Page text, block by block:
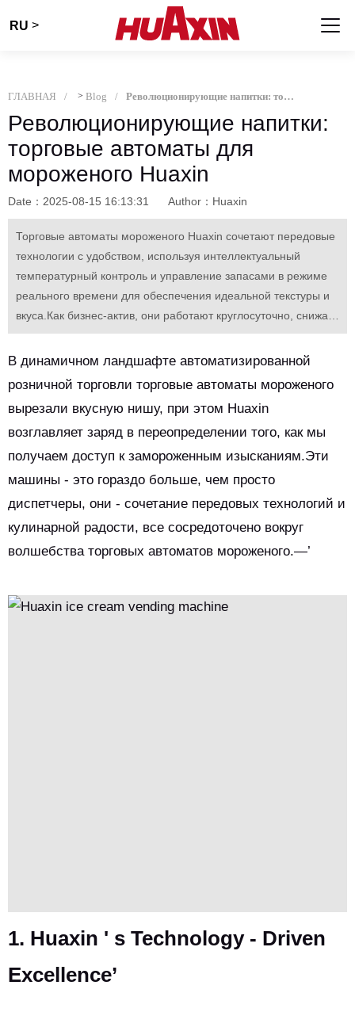
RU >
ГЛАВНАЯ > Blog Революционирующие напитки: торговые автоматы для мороженого Huaxin
Революционирующие напитки:
торговые автоматы для
мороженого Huaxin
Date：2025-08-15 16:13:31 Author：Huaxin
Торговые автоматы мороженого Huaxin сочетают передовые
технологии с удобством, используя интеллектуальный
температурный контроль и управление запасами в режиме
реального времени для обеспечения идеальной текстуры и
вкуса.Как бизнес-актив, они работают круглосуточно, снижая
затраты на рабочую силу, одновременно увеличивая
прибыль за счет оптимизации продаж на основе
моменты - от детского удовольствия до пары, разделяющих
пользовательские морожены, превращая повседневные
взаимодействия в сладкие воспоминания и переопределяя
потребление замороженных десертов.
В динамичном ландшафте автоматизированной
розничной торговли торговые автоматы мороженого
вырезали вкусную нишу, при этом Huaxin
возглавляет заряд в переопределении того, как мы
получаем доступ к замороженным изысканиям.Эти
машины - это гораздо больше, чем просто
диспетчеры, они - сочетание передовых технологий и
кулинарной радости, все сосредоточено вокруг
волшебства торговых автоматов мороженого.—’
1. Huaxin ' s Technology - Driven
Excellence’